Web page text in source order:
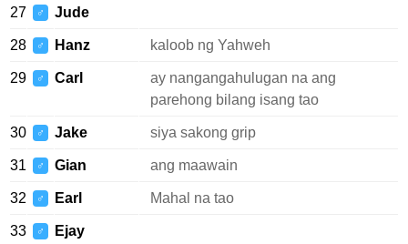
27 ♂ Jude
28 ♂ Hanz kaloob ng Yahweh
29 ♂ Carl
ay nangangahulugan na ang
parehong bilang isang tao
30 ♂ Jake siya sakong grip
31 ♂ Gian ang maawain
32 ♂ Earl Mahal na tao
33 ♂ Ejay